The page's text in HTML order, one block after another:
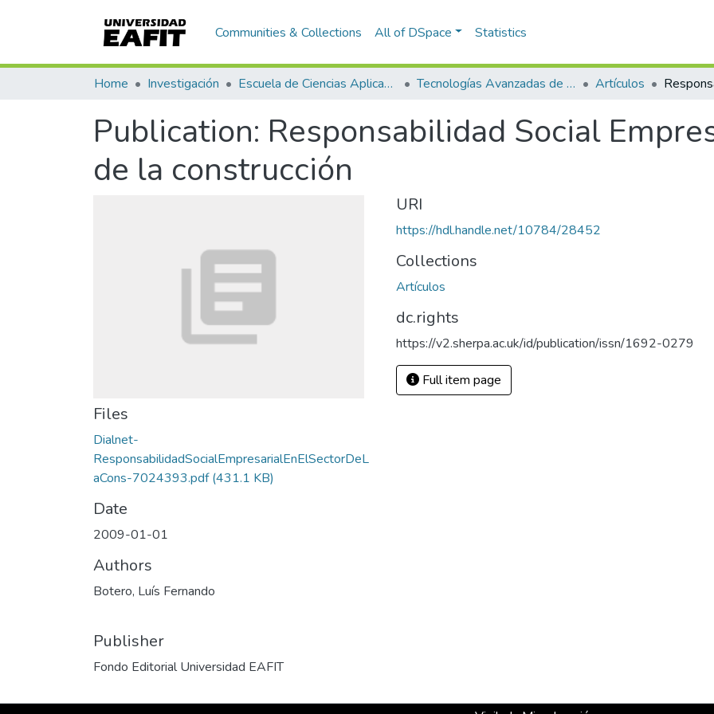
Communities & Collections All of DSpace Statistics
Home Investigación Escuela de Ciencias Aplicadas e Ingeniería Tecnologías Avanzadas de Producción y Mantenimiento Industrial - TAPMI Artículos
Publication: Responsabilidad Social
de la construcción
Files
Dialnet-
ResponsabilidadSocialEmpresarialEnElSectorDeL
aCons-7024393.pdf(431.1 KB)
Date
2009-01-01
Authors
Botero, Luís Fernando
Publisher
Fondo Editorial Universidad EAFIT
URI
https://hdl.handle.net/10784/28452
Collections
Artículos
dc.rights
https://v2.sherpa.ac.uk/id/publication/issn/1692-0279
Full item page